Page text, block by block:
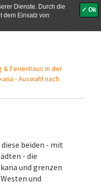
Dienste. Durch die
dem Einsatz von
✓ Ok
& Ferienhaus in der
- Auswahl nach
beiden - mit
- die
und grenzen
und